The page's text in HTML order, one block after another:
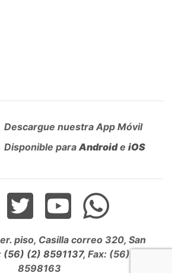
Descargue nuestra App Móvil
Disponible para Androide iOS
piso, Casilla correo 320, San
(56) (2) 8591137, Fax: (56) (2)
8598163